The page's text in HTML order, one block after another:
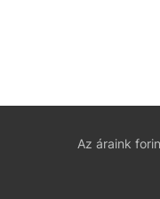
Az áraink